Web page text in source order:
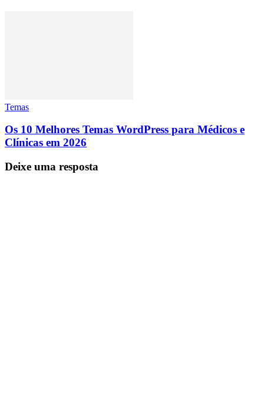
Temas
Os 10 Melhores Temas WordPress para Médicos e
Clínicas em 2026
Deixe uma resposta